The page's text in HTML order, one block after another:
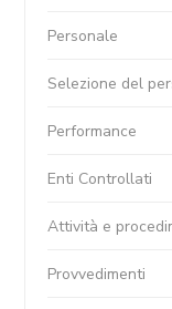
Personale
Selezione del
Performance
Enti Controllati
Attività e
Provvedimenti